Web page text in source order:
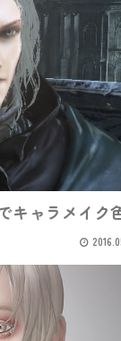
キャラメイク